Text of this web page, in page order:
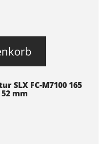
SLX FC-M7100 165
mm